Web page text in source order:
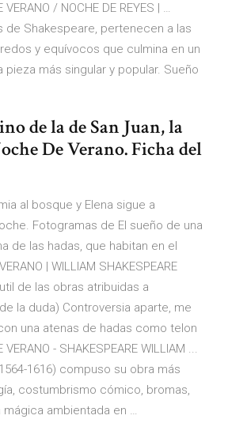
/ NOCHE DE REYES | …
Shakespeare, pertenecen a las
y equívocos que culmina en un
pieza más singular y popular. Sueño
de la de San Juan, la
De Verano. Ficha del
al bosque y Elena sigue a
Fotogramas de El sueño de una
de las hadas, que habitan en el
| WILLIAM SHAKESPEARE
de las obras atribuidas a
la duda) Controversia aparte, me
una atenas de hadas como telon
- SHAKESPEARE WILLIAM ...
1616) compuso su obra más
costumbrismo cómico, bromas,
ambientada en …